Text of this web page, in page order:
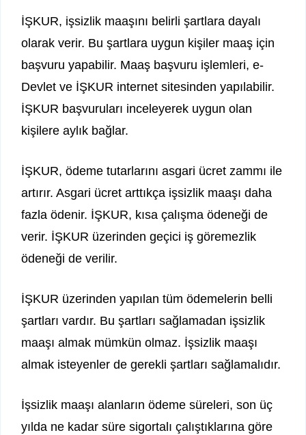
İŞKUR, işsizlik maaşını belirli şartlara dayalı
olarak verir. Bu şartlara uygun kişiler maaş için
başvuru yapabilir. Maaş başvuru işlemleri, e-
Devlet ve İŞKUR internet sitesinden yapılabilir.
İŞKUR başvuruları inceleyerek uygun olan
kişilere aylık bağlar.
İŞKUR, ödeme tutarlarını asgari ücret zammı ile
artırır. Asgari ücret arttıkça işsizlik maaşı daha
fazla ödenir. İŞKUR, kısa çalışma ödeneği de
verir. İŞKUR üzerinden geçici iş göremezlik
ödeneği de verilir.
İŞKUR üzerinden yapılan tüm ödemelerin belli
şartları vardır. Bu şartları sağlamadan işsizlik
maaşı almak mümkün olmaz. İşsizlik maaşı
almak isteyenler de gerekli şartları sağlamalıdır.
İşsizlik maaşı alanların ödeme süreleri, son üç
yılda ne kadar süre sigortalı çalıştıklarına göre